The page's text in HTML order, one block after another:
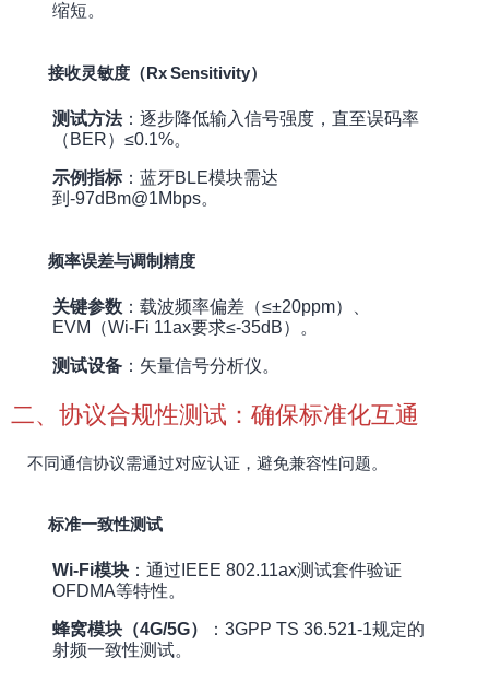
缩短。
接收灵敏度（Rx Sensitivity）
测试方法：逐步降低输入信号强度，直至误码率
（BER）≤0.1%。
示例指标：蓝牙BLE模块需达
到-97dBm@1Mbps。
频率误差与调制精度
关键参数 ：载波频率偏差（≤±20ppm）、
EVM（Wi-Fi 11ax要求≤-35dB）。
测试设备 ：矢量信号分析仪。
二、协议合规性测试：确保标准化互通
不同通信协议需通过对应认证，避免兼容性问题。
标准一致性测试
Wi-Fi模块 ：通过IEEE 802.11ax测试套件验证
OFDMA等特性。
蜂窝模块（4G/5G）
：3GPP TS 36.521-1规定的
射频一致性测试。